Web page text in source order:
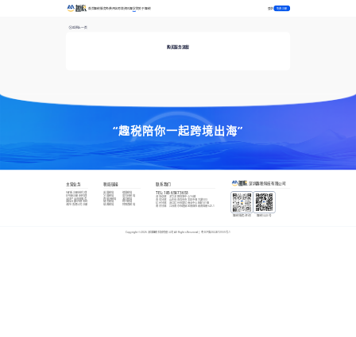
首页趣税服务免费开店跨境资讯趣学院关于趣税 登录 免费注册
返回上一页
购买服务流程
“趣税陪你一起跨境出海”
主营业务
VAT新注册/转代理
EPR新注册/转代理
全球产品合规服务
商标注册/外观专利
海外/香港公司注册
税局链接
英国税局
德国税局
法国税局
意大利税局
西班牙税局
波兰税局
捷克税局
荷兰税局
瑞典税局 阿联酋税局
联系我们
TEL:185 6587 3653
深圳总部
龙华龙胜恒博中心16楼
青岛分部
山东省青岛市市北区中海大厦503
杭州分部
浙江杭州市富亿商业中心B座1015B
南京分部 江苏南京市建邺区南部市政南塔楼621-1
深圳趣税科技有限公司
趣税服务咨询 趣税公众号
Copyright ©2026 深圳趣税科技有限公司 All Rights Reserved | 粤ICP备2022072555号-1